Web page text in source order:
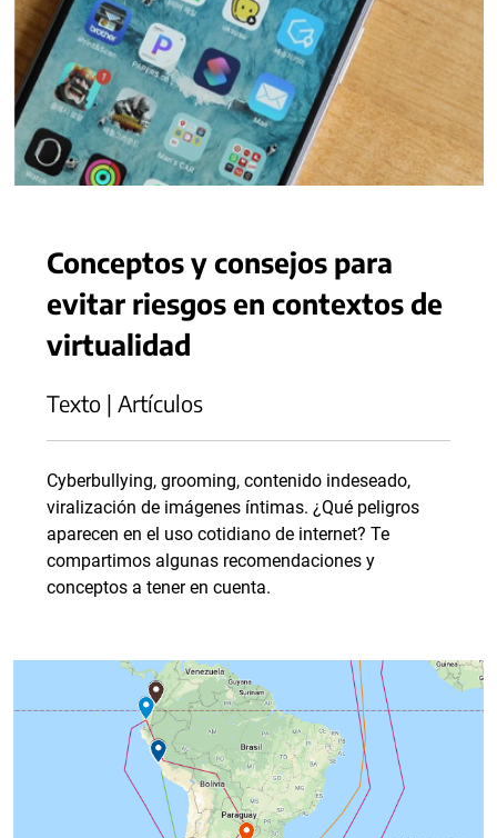
Conceptos y consejos para
evitar riesgos en contextos de
virtualidad
Texto | Artículos
Cyberbullying, grooming, contenido indeseado,
viralización de imágenes íntimas. ¿Qué peligros
aparecen en el uso cotidiano de internet? Te
compartimos algunas recomendaciones y
conceptos a tener en cuenta.